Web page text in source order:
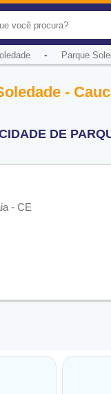
- Parque
-
DE
- CE